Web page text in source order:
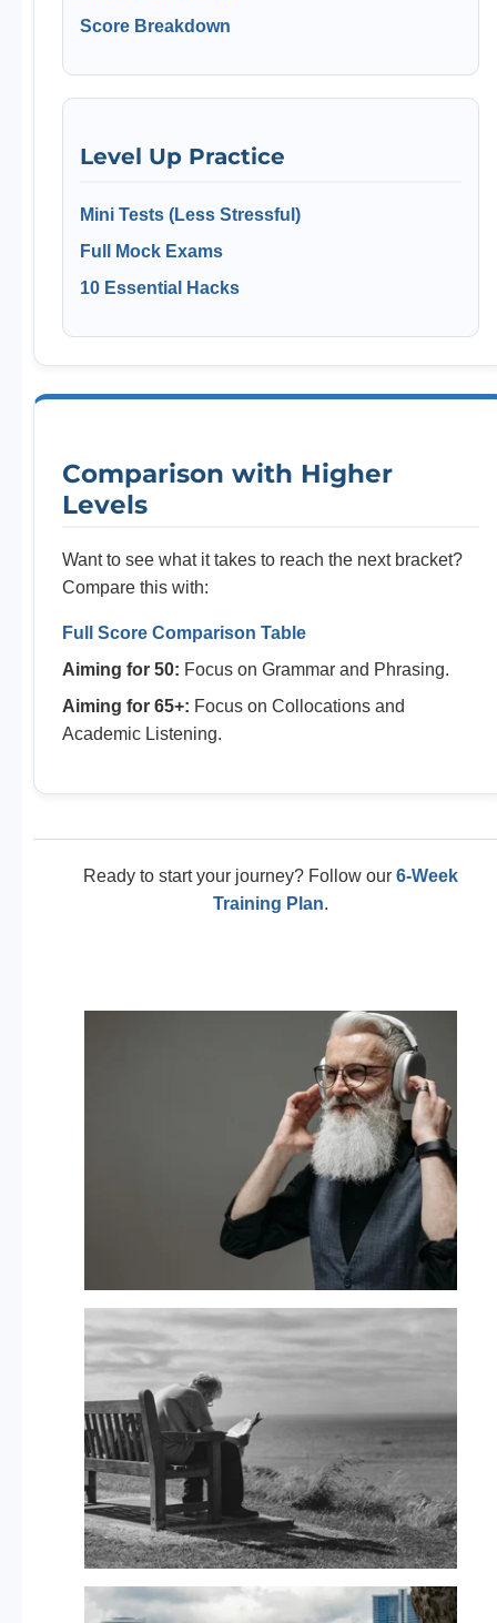
Score Breakdown
Level Up Practice
Mini Tests (Less Stressful)
Full Mock Exams
10 Essential Hacks
Comparison with Higher
Levels
Want to see what it takes to reach the next bracket?
Compare this with:
Full Score Comparison Table
Aiming for 50: Focus on Grammar and Phrasing.
Aiming for 65+: Focus on Collocations and
Academic Listening.
Ready to start your journey? Follow our 6-Week
Training Plan.